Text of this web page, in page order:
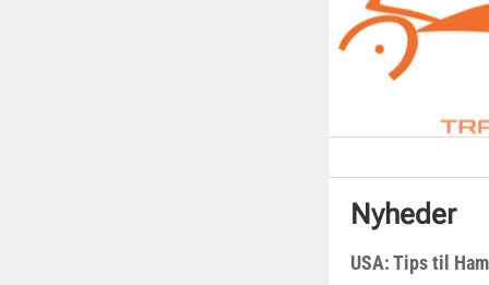
Nyheder
USA: Tips til